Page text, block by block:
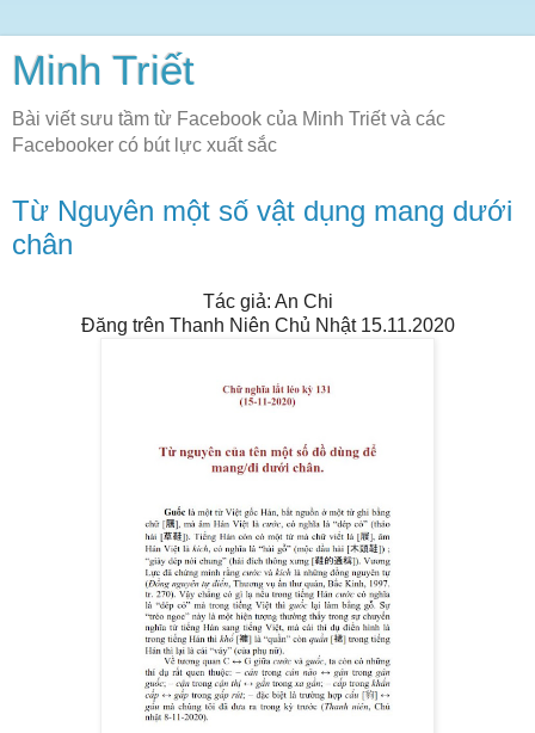
Minh Triết
Bài viết sưu tầm từ Facebook của Minh Triết và các
Facebooker có bút lực xuất sắc
Từ Nguyên một số vật dụng mang dưới
chân
Tác giả: An Chi
Đăng trên Thanh Niên Chủ Nhật 15.11.2020